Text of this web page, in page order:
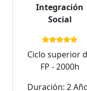
Integración
Social
Ciclo superior
FP - 2000h
Duración: 2